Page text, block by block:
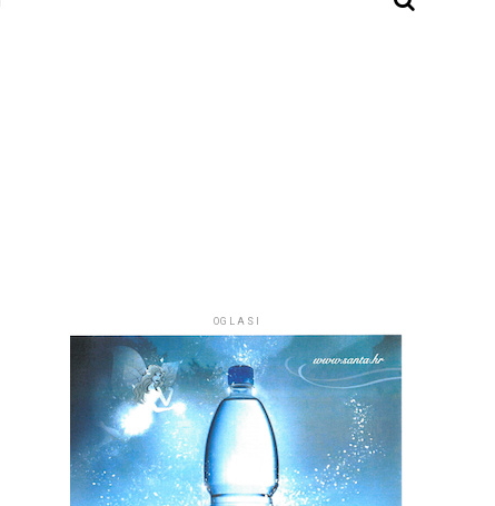
OGLASI